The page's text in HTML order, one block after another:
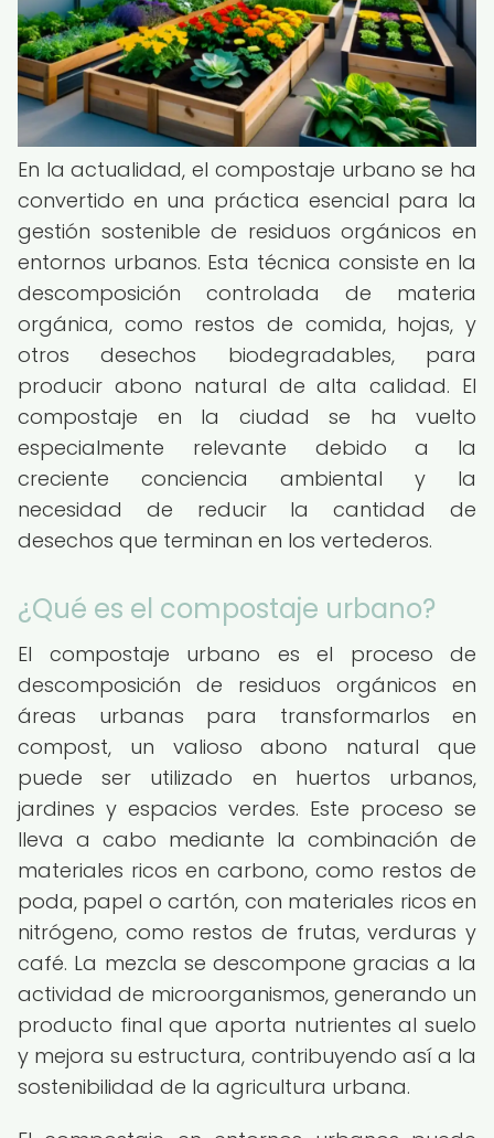
En la actualidad, el compostaje urbano se ha
convertido en una práctica esencial para la
gestión sostenible de residuos orgánicos en
entornos urbanos. Esta técnica consiste en la
descomposición controlada de materia
orgánica, como restos de comida, hojas, y
otros desechos biodegradables, para
producir abono natural de alta calidad. El
compostaje en la ciudad se ha vuelto
especialmente relevante debido a la
creciente conciencia ambiental y la
necesidad de reducir la cantidad de
desechos que terminan en los vertederos.
¿Qué es el compostaje urbano?
El compostaje urbano es el proceso de
descomposición de residuos orgánicos en
áreas urbanas para transformarlos en
compost, un valioso abono natural que
puede ser utilizado en huertos urbanos,
jardines y espacios verdes. Este proceso se
lleva a cabo mediante la combinación de
materiales ricos en carbono, como restos de
poda, papel o cartón, con materiales ricos en
nitrógeno, como restos de frutas, verduras y
café. La mezcla se descompone gracias a la
actividad de microorganismos, generando un
producto final que aporta nutrientes al suelo
y mejora su estructura, contribuyendo así a la
sostenibilidad de la agricultura urbana.